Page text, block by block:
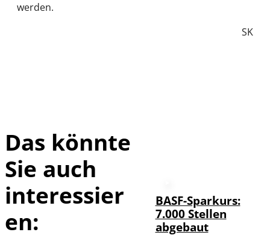
werden.
SK
Das könnte
Sie auch
interessier
en:
BASF-Sparkurs:
7.000 Stellen
abgebaut